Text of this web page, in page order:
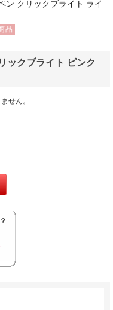
ン クリックブライト ライ
品
ックブライト ピンク
せん。